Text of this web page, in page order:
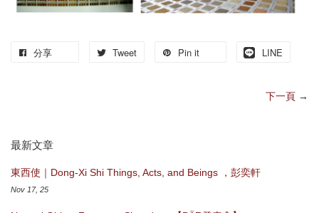
分享 Tweet Pin it LINE
下一頁 →
最新文章
東西使｜Dong-Xi Shi Things, Acts, and Beings ，彭奕軒
Nov 17, 25